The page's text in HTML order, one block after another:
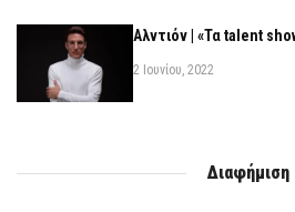
Αλντιόν | «Τα talent
2 Ιουνίου, 2022
Διαφήμιση